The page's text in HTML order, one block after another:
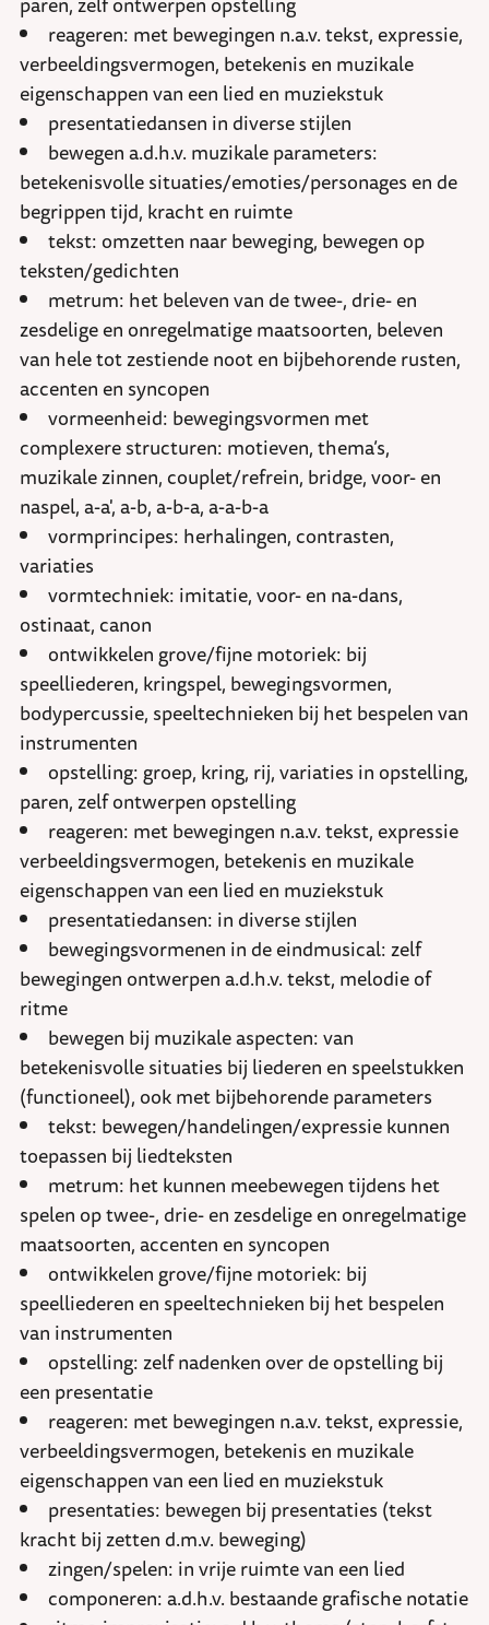
reageren: met bewegingen n.a.v. tekst, expressie,
verbeeldingsvermogen, betekenis en muzikale
eigenschappen van een lied en muziekstuk
presentatiedansen in diverse stijlen
bewegen a.d.h.v. muzikale parameters:
betekenisvolle situaties/emoties/personages en de
begrippen tijd, kracht en ruimte
tekst: omzetten naar beweging, bewegen op
teksten/gedichten
metrum: het beleven van de twee-, drie- en
zesdelige en onregelmatige maatsoorten, beleven
van hele tot zestiende noot en bijbehorende rusten,
accenten en syncopen
vormeenheid: bewegingsvormen met
complexere structuren: motieven, thema’s,
muzikale zinnen, couplet/refrein, bridge, voor- en
naspel, a-a', a-b, a-b-a, a-a-b-a
vormprincipes: herhalingen, contrasten,
variaties
vormtechniek: imitatie, voor- en na-dans,
ostinaat, canon
ontwikkelen grove/fijne motoriek: bij
speelliederen, kringspel, bewegingsvormen,
bodypercussie, speeltechnieken bij het bespelen van
instrumenten
opstelling: groep, kring, rij, variaties in opstelling,
paren, zelf ontwerpen opstelling
reageren: met bewegingen n.a.v. tekst, expressie
verbeeldingsvermogen, betekenis en muzikale
eigenschappen van een lied en muziekstuk
presentatiedansen: in diverse stijlen
bewegingsvormenen in de eindmusical: zelf
bewegingen ontwerpen a.d.h.v. tekst, melodie of
ritme
bewegen bij muzikale aspecten: van
betekenisvolle situaties bij liederen en speelstukken
(functioneel), ook met bijbehorende parameters
tekst: bewegen/handelingen/expressie kunnen
toepassen bij liedteksten
metrum: het kunnen meebewegen tijdens het
spelen op twee-, drie- en zesdelige en onregelmatige
maatsoorten, accenten en syncopen
ontwikkelen grove/fijne motoriek: bij
speelliederen en speeltechnieken bij het bespelen
van instrumenten
opstelling: zelf nadenken over de opstelling bij
een presentatie
reageren: met bewegingen n.a.v. tekst, expressie,
verbeeldingsvermogen, betekenis en muzikale
eigenschappen van een lied en muziekstuk
presentaties: bewegen bij presentaties (tekst
kracht bij zetten d.m.v. beweging)
zingen/spelen: in vrije ruimte van een lied
componeren: a.d.h.v. bestaande grafische notatie